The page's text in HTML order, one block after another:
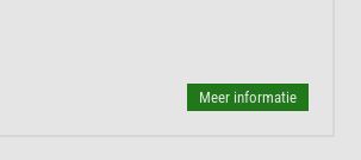
Meer informatie